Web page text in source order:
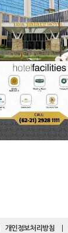
개인정보처리방침